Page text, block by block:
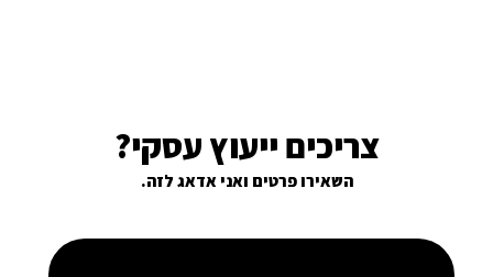
צריכים ייעוץ עסקי?
השאירו פרטים ואני אדאג לזה.